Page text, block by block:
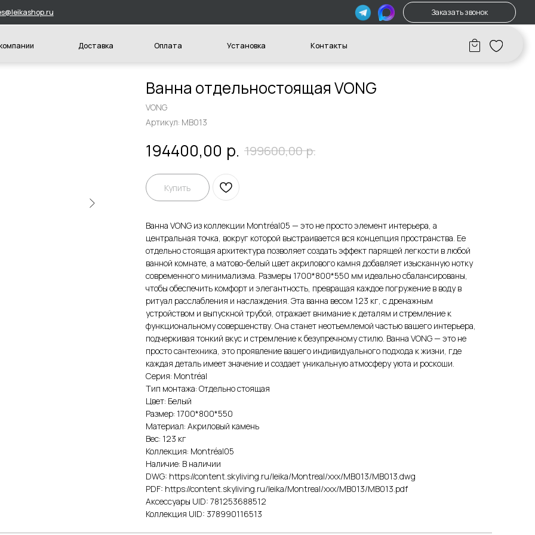
Заказать звонок
Ванна отдельностоящая VONG
VONG
Артикул: MB013
194400,00 р. 199600,00 р.
Купить
Ванна VONG из коллекции Montréal05 — это не просто элемент интерьера, а
центральная точка, вокруг которой выстраивается вся концепция пространства. Ее
отдельно стоящая архитектура позволяет создать эффект парящей легкости в любой
ванной комнате, а матово-белый цвет акрилового камня добавляет изысканную нотку
современного минимализма. Размеры 1700*800*550 мм идеально сбалансированы,
чтобы обеспечить комфорт и элегантность, превращая каждое погружение в воду в
ритуал расслабления и наслаждения. Эта ванна весом 123 кг, с дренажным
устройством и выпускной трубой, отражает внимание к деталям и стремление к
функциональному совершенству. Она станет неотъемлемой частью вашего интерьера,
подчеркивая тонкий вкус и стремление к безупречному стилю. Ванна VONG — это не
просто сантехника, это проявление вашего индивидуального подхода к жизни, где
каждая деталь имеет значение и создает уникальную атмосферу уюта и роскоши.
Серия: Montréal
Тип монтажа: Отдельно стоящая
Цвет: Белый
Размер: 1700*800*550
Материал: Акриловый камень
Вес: 123 кг
Коллекция: Montréal05
Наличие: В наличии
DWG: https://content.skyliving.ru/leika/Montreal/xxx/MB013/MB013.dwg
PDF: https://content.skyliving.ru/leika/Montreal/xxx/MB013/MB013.pdf
Аксессуары UID: 781253688512
Коллекция UID: 378990116513